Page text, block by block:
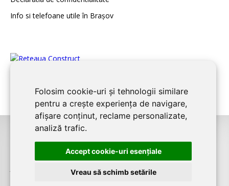
Folosim cookie-uri și tehnologii similare
pentru a crește experiența de navigare,
afișare conținut, reclame personalizate,
analiză trafic.
Accept cookie-uri esenţiale
Vreau să schimb setările
Info si telefoane utile în Braşov
©2008-2026BRASOV CONSTRUCTeste un serviciu de promovare online
pentru firme. Proiect digital dezvoltat deLIVE COMMUNICATIONS SRL
J12/4191/2006, RO19492087, Cap.Soc. 5000 LEI